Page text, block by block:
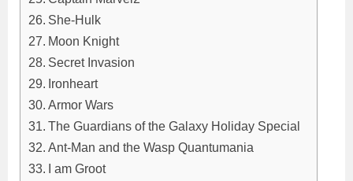
She-Hulk
Moon Knight
Secret Invasion
Ironheart
Armor Wars
The Guardians of the Galaxy Holiday Special
Ant-Man and the Wasp Quantumania
I am Groot